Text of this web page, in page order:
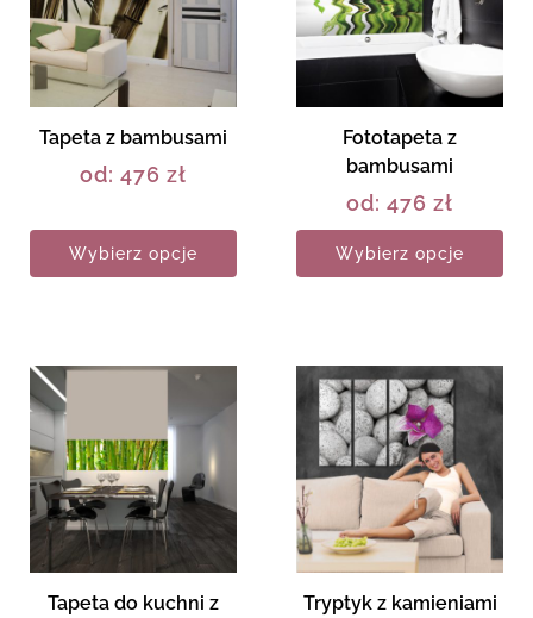
Tapeta z bambusami
od: 476 zł
Wybierz opcje
Fototapeta z
bambusami
od: 476 zł
Wybierz opcje
Tapeta do kuchni z
Tryptyk z kamieniami